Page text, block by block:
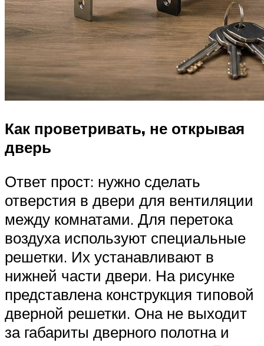
Как проветривать, не открывая
дверь
Ответ прост: нужно сделать
отверстия в двери для вентиляции
между комнатами. Для перетока
воздуха используют специальные
решетки. Их устанавливают в
нижней части двери. На рисунке
представлена конструкция типовой
дверной решетки. Она не выходит
за габариты дверного полотна и